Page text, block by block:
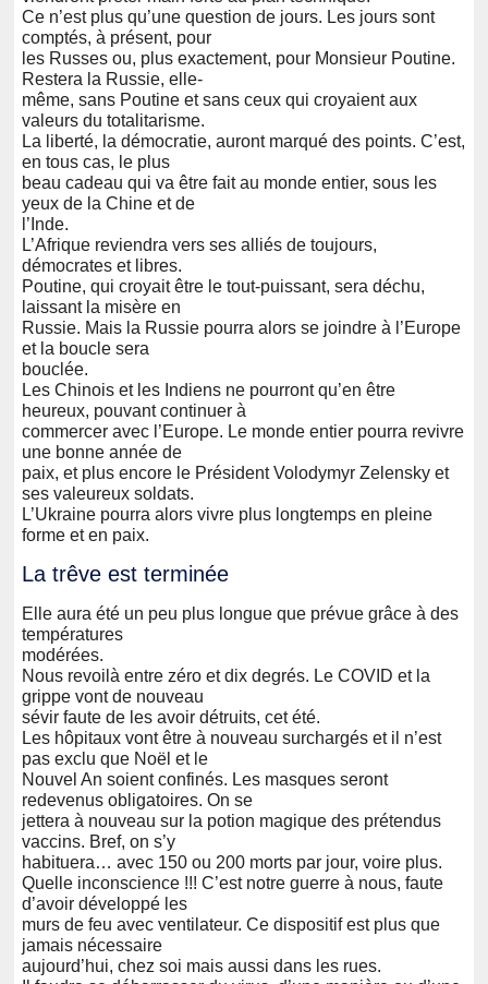
Ce n’est plus qu’une question de jours. Les jours sont
comptés, à présent, pour
les Russes ou, plus exactement, pour Monsieur Poutine.
Restera la Russie, elle-
même, sans Poutine et sans ceux qui croyaient aux
valeurs du totalitarisme.
La liberté, la démocratie, auront marqué des points. C’est,
en tous cas, le plus
beau cadeau qui va être fait au monde entier, sous les
yeux de la Chine et de
l’Inde.
L’Afrique reviendra vers ses alliés de toujours,
démocrates et libres.
Poutine, qui croyait être le tout-puissant, sera déchu,
laissant la misère en
Russie. Mais la Russie pourra alors se joindre à l’Europe
et la boucle sera
bouclée.
Les Chinois et les Indiens ne pourront qu’en être
heureux, pouvant continuer à
commercer avec l’Europe. Le monde entier pourra revivre
une bonne année de
paix, et plus encore le Président Volodymyr Zelensky et
ses valeureux soldats.
L’Ukraine pourra alors vivre plus longtemps en pleine
forme et en paix.
La trêve est terminée
Elle aura été un peu plus longue que prévue grâce à des
températures
modérées.
Nous revoilà entre zéro et dix degrés. Le COVID et la
grippe vont de nouveau
sévir faute de les avoir détruits, cet été.
Les hôpitaux vont être à nouveau surchargés et il n’est
pas exclu que Noël et le
Nouvel An soient confinés. Les masques seront
redevenus obligatoires. On se
jettera à nouveau sur la potion magique des prétendus
vaccins. Bref, on s’y
habituera… avec 150 ou 200 morts par jour, voire plus.
Quelle inconscience !!! C’est notre guerre à nous, faute
d’avoir développé les
murs de feu avec ventilateur. Ce dispositif est plus que
jamais nécessaire
aujourd’hui, chez soi mais aussi dans les rues.